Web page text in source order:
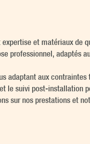
et matériaux de
professionnel, adaptés
adaptant aux
le suivi post-installation
sur nos prestations et